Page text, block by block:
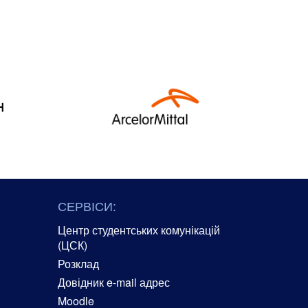
СЕРВІСИ:
Центр студентських комунікацій
(ЦСК)
Розклад
Довідник e-mail адрес
Moodle